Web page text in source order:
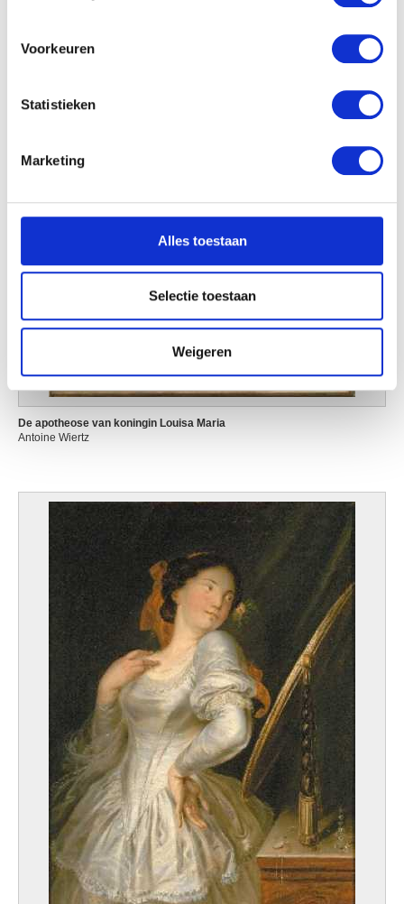
locatie, die tot een paar meter nauwkeurig kan zijn
scannen op specifieke eigenschappen (fingerprinting)
detailgedeeltein.
U kunt uw toestemming op elk moment wijzigen of
We gebruiken cookies om content en advertenties te
personaliseren, om functies voor social media te bieden
en om ons websiteverkeer te analyseren. Ook delen we
informatie over uw gebruik van onze site met onze
partners voor social media, adverteren en analyse. Deze
verzameld op basis van uw gebruik van hun services.
Voorkeuren
Statistieken
Marketing
Alles toestaan
Selectie toestaan
Weigeren
De apotheose van koningin Louisa Maria
Antoine Wiertz